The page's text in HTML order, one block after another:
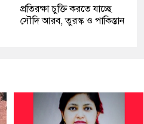
প্রতিরক্ষা চুক্তি করতে যাচ্ছে
সৌদি আরব, তুরস্ক ও পাকিস্তান